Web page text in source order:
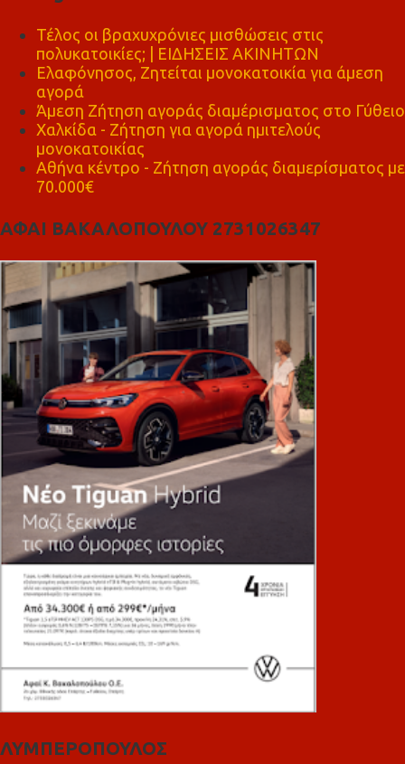
Τέλος οι βραχυχρόνιες μισθώσεις στις
πολυκατοικίες; | ΕΙΔΗΣΕΙΣ ΑΚΙΝΗΤΩΝ
Ελαφόνησος, Ζητείται μονοκατοικία για άμεση
αγορά
Άμεση Ζήτηση αγοράς διαμέρισματος στο Γύθειο
Χαλκίδα - Ζήτηση για αγορά ημιτελούς
μονοκατοικίας
Αθήνα κέντρο - Ζήτηση αγοράς διαμερίσματος με
70.000€
ΑΦΑΙ ΒΑΚΑΛΟΠΟΥΛΟΥ 2731026347
ΛΥΜΠΕΡΟΠΟΥΛΟΣ